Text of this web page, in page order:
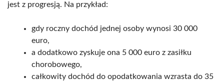
jest z progresją. Na przykład:
gdy roczny dochód jednej osoby wynosi 30 000
euro,
a dodatkowo zyskuje ona 5 000 euro z zasiłku
chorobowego,
całkowity dochód do opodatkowania wzrasta do 35